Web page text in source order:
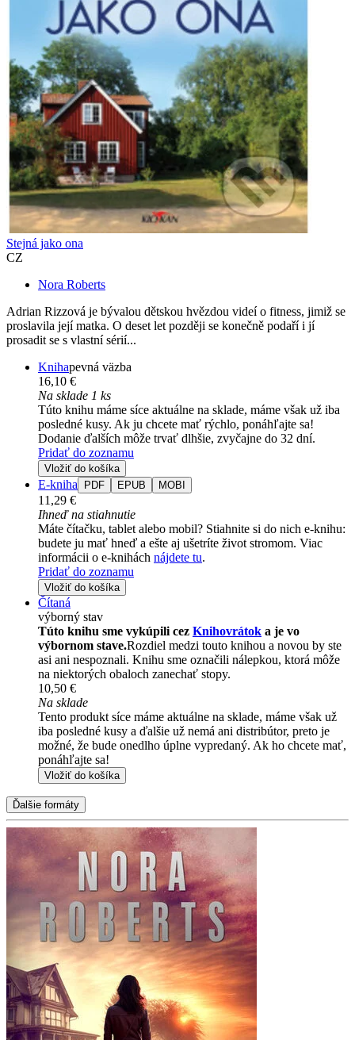
Stejná jako ona
CZ
Nora Roberts
Adrian Rizzová je bývalou dětskou hvězdou videí o fitness, jimiž se
proslavila její matka. O deset let později se konečně podaří i jí
prosadit se s vlastní sérií...
Knihapevná väzba
16,10 €
Na sklade 1 ks
Túto knihu máme síce aktuálne na sklade, máme však už iba
posledné kusy. Ak ju chcete mať rýchlo, ponáhľajte sa!
Dodanie ďalších môže trvať dlhšie, zvyčajne do 32 dní.
Pridať do zoznamu
Vložiť do košíka
E-kniha PDF EPUB MOBI
11,29 €
Ihneď na stiahnutie
Máte čítačku, tablet alebo mobil? Stiahnite si do nich e-knihu:
budete ju mať hneď a ešte aj ušetríte život stromom. Viac
informácii o e-knihách nájdete tu.
Pridať do zoznamu
Vložiť do košíka
Čítaná
výborný stav
Túto knihu sme vykúpili cez Knihovrátok a je vo
výbornom stave.Rozdiel medzi touto knihou a novou by ste
asi ani nespoznali. Knihu sme označili nálepkou, ktorá môže
na niektorých obaloch zanechať stopy.
10,50 €
Na sklade
Tento produkt síce máme aktuálne na sklade, máme však už
iba posledné kusy a ďalšie už nemá ani distribútor, preto je
možné, že bude onedlho úplne vypredaný. Ak ho chcete mať,
ponáhľajte sa!
Vložiť do košíka
Ďalšie formáty